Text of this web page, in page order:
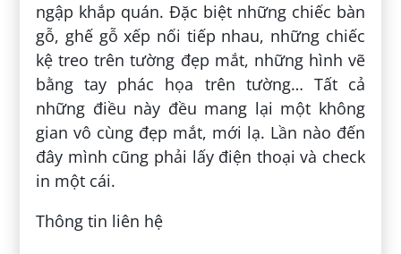
ngập khắp quán. Đặc biệt những chiếc bàn
gỗ, ghế gỗ xếp nối tiếp nhau, những chiếc
kệ treo trên tường đẹp mắt, những hình vẽ
bằng tay phác họa trên tường… Tất cả
những điều này đều mang lại một không
gian vô cùng đẹp mắt, mới lạ. Lần nào đến
đây mình cũng phải lấy điện thoại và check
in một cái.
Thông tin liên hệ